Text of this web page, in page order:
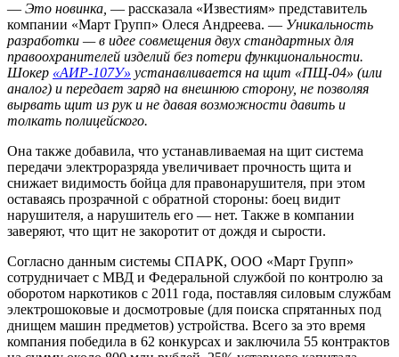
— Это новинка, — рассказала «Известиям» представитель
компании «Март Групп» Олеся Андреева. — Уникальность
разработки — в идее совмещения двух стандартных для
правоохранителей изделий без потери функциональности.
Шокер «АИР-107У» устанавливается на щит «ПЩ-04» (или
аналог) и передает заряд на внешнюю сторону, не позволяя
вырвать щит из рук и не давая возможности давить и
толкать полицейского.
Она также добавила, что устанавливаемая на щит система
передачи электроразряда увеличивает прочность щита и
снижает видимость бойца для правонарушителя, при этом
оставаясь прозрачной с обратной стороны: боец видит
нарушителя, а нарушитель его — нет. Также в компании
заверяют, что щит не закоротит от дождя и сырости.
Согласно данным системы СПАРК, ООО «Март Групп»
сотрудничает с МВД и Федеральной службой по контролю за
оборотом наркотиков с 2011 года, поставляя силовым службам
электрошоковые и досмотровые (для поиска спрятанных под
днищем машин предметов) устройства. Всего за это время
компания победила в 62 конкурсах и заключила 55 контрактов